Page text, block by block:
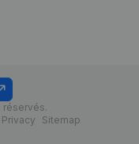
réservés.
Privacy Sitemap